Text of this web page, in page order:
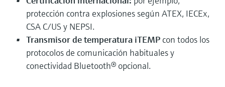
protección contra explosiones según ATEX, IECEx,
CSA C/US y NEPSI.
Transmisor de temperatura iTEMP con todos los
protocolos de comunicación habituales y
conectividad Bluetooth® opcional.